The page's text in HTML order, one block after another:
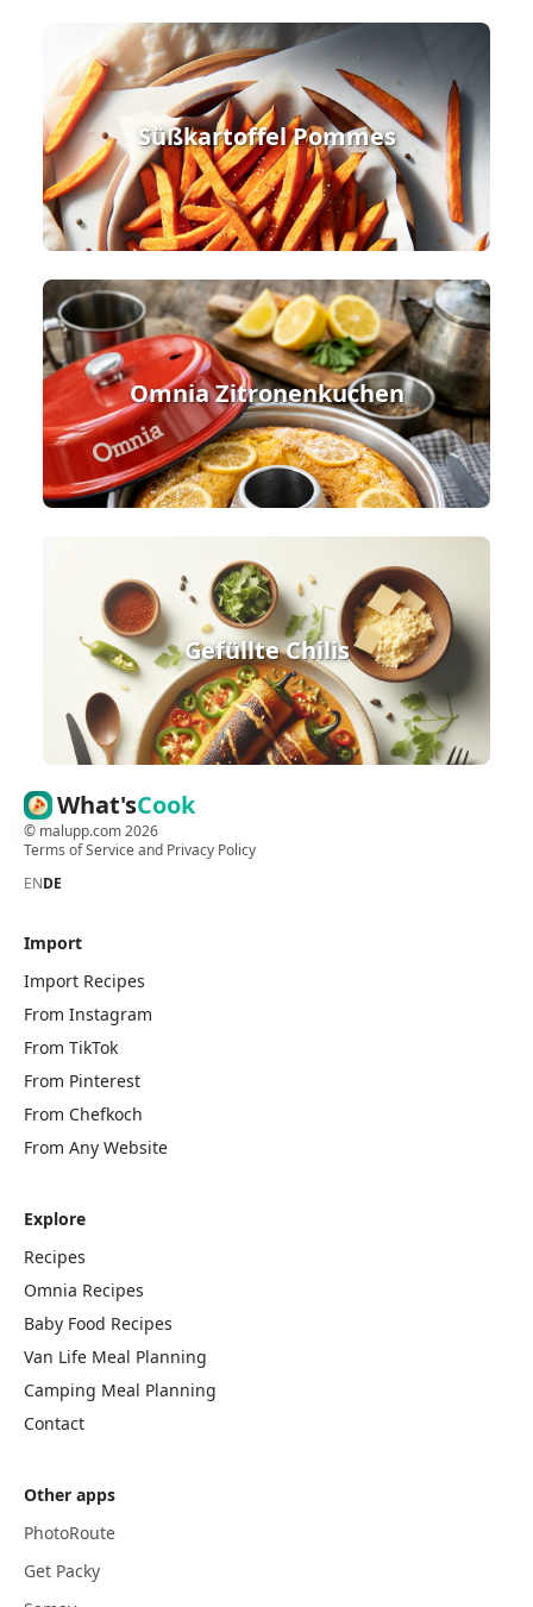
Süßkartoffel Pommes
Omnia Zitronenkuchen
Gefüllte Chilis
What'sCook
© malupp.com2026
Terms of Serviceand Privacy Policy
ENDE
Import
Import Recipes
From Instagram
From TikTok
From Pinterest
From Chefkoch
From Any Website
Explore
Recipes
Omnia Recipes
Baby Food Recipes
Van Life Meal Planning
Camping Meal Planning
Contact
Other apps
PhotoRoute
Get Packy